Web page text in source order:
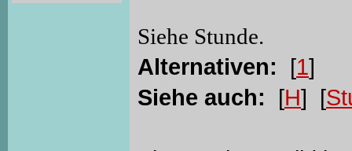
Siehe Stunde.
Alternativen: [1]
Siehe auch: [H] [